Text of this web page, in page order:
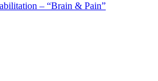
– “Brain & Pain”